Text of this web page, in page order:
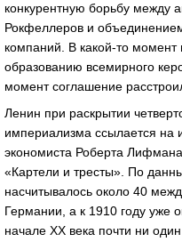
конкурентную борьбу между
Рокфеллеров и
компаний. В какой-то момент
образованию всемирного
момент соглашение
Ленин при раскрытии
империализма ссылается на
экономиста Роберта
«Картели и тресты». По
насчитывалось около 40
Германии, а к 1910 году уже
начале ХХ века почти ни